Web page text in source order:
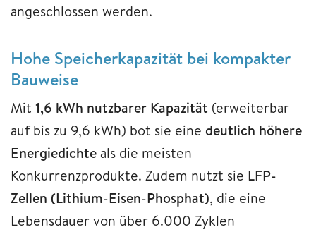
angeschlossen werden.
Hohe Speicherkapazität bei kompakter
Bauweise
Mit 1,6 kWh nutzbarer Kapazität (erweiterbar
auf bis zu 9,6 kWh) bot sie eine deutlich höhere
Energiedichte als die meisten
Konkurrenzprodukte. Zudem nutzt sie LFP-
Zellen (Lithium-Eisen-Phosphat), die eine
Lebensdauer von über 6.000 Zyklen